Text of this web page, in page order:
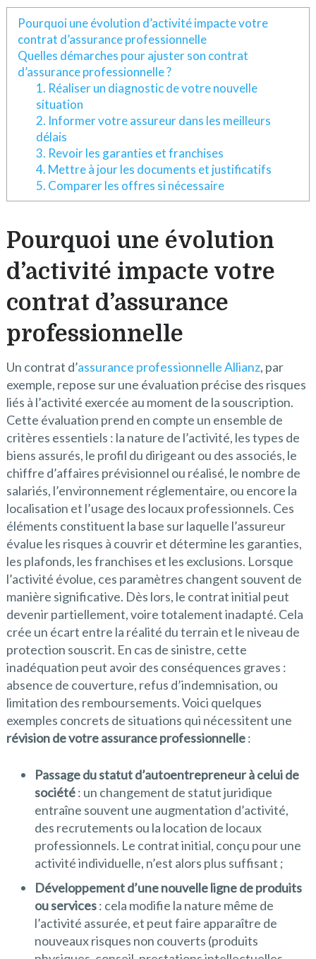
Pourquoi une évolution d’activité impacte votre
contrat d’assurance professionnelle
Quelles démarches pour ajuster son contrat
d’assurance professionnelle ?
1. Réaliser un diagnostic de votre nouvelle
situation
2. Informer votre assureur dans les meilleurs
délais
3. Revoir les garanties et franchises
4. Mettre à jour les documents et justificatifs
5. Comparer les offres si nécessaire
Pourquoi une évolution
d’activité impacte votre
contrat d’assurance
professionnelle
Un contrat d’assurance professionnelle Allianz, par
exemple, repose sur une évaluation précise des risques
liés à l’activité exercée au moment de la souscription.
Cette évaluation prend en compte un ensemble de
critères essentiels : la nature de l’activité, les types de
biens assurés, le profil du dirigeant ou des associés, le
chiffre d’affaires prévisionnel ou réalisé, le nombre de
salariés, l’environnement réglementaire, ou encore la
localisation et l’usage des locaux professionnels. Ces
éléments constituent la base sur laquelle l’assureur
évalue les risques à couvrir et détermine les garanties,
les plafonds, les franchises et les exclusions. Lorsque
l’activité évolue, ces paramètres changent souvent de
manière significative. Dès lors, le contrat initial peut
devenir partiellement, voire totalement inadapté. Cela
crée un écart entre la réalité du terrain et le niveau de
protection souscrit. En cas de sinistre, cette
inadéquation peut avoir des conséquences graves :
absence de couverture, refus d’indemnisation, ou
limitation des remboursements. Voici quelques
exemples concrets de situations qui nécessitent une
révision de votre assurance professionnelle:
Passage du statut d’autoentrepreneur à celui de
société: un changement de statut juridique
entraîne souvent une augmentation d’activité,
des recrutements ou la location de locaux
professionnels. Le contrat initial, conçu pour une
activité individuelle, n’est alors plus suffisant ;
Développement d’une nouvelle ligne de produits
ou services: cela modifie la nature même de
l’activité assurée, et peut faire apparaître de
nouveaux risques non couverts (produits